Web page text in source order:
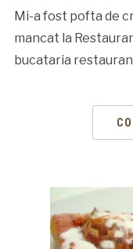
Mi-a fost pofta de
mancat la
bucataria